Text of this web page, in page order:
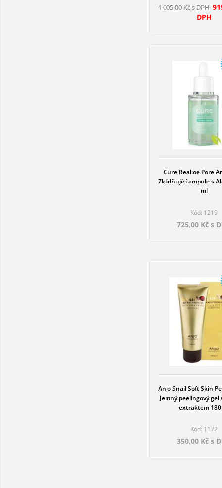
1 005,00 Kč s DPH
DPH
Cure Real:oe Pore
Zklidňující ampule s
ml
Kód: 1219
725,00 Kč s
Anjo Snail Soft Skin
Jemný peelingový gel
extraktem 180
Kód: 1172
350,00 Kč s